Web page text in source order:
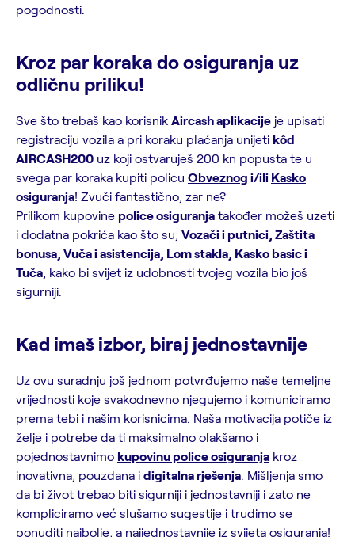
pogodnosti.
Kroz par koraka do osiguranja uz
odličnu priliku!
Sve što trebaš kao korisnik Aircash aplikacije je upisati
registraciju vozila a pri koraku plaćanja unijeti kôd
AIRCASH200 uz koji ostvaruješ 200 kn popusta te u
svega par koraka kupiti policu Obveznog i/ili Kasko
osiguranja! Zvuči fantastično, zar ne?
Prilikom kupovine police osiguranja također možeš uzeti
i dodatna pokrića kao što su; Vozači i putnici, Zaštita
bonusa, Vuča i asistencija, Lom stakla, Kasko basic i
Tuča , kako bi svijet iz udobnosti tvojeg vozila bio još
sigurniji.
Kad imaš izbor, biraj jednostavnije
Uz ovu suradnju još jednom potvrđujemo naše temeljne
vrijednosti koje svakodnevno njegujemo i komuniciramo
prema tebi i našim korisnicima. Naša motivacija potiče iz
želje i potrebe da ti maksimalno olakšamo i
pojednostavnimo kupovinu police osiguranja kroz
inovativna, pouzdana i digitalna rješenja . Mišljenja smo
da bi život trebao biti sigurniji i jednostavniji i zato ne
kompliciramo već slušamo sugestije i trudimo se
ponuditi najbolje, a najjednostavnije iz svijeta osiguranja!